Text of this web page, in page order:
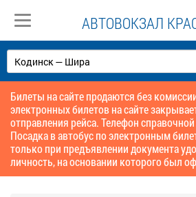
АВТОВОКЗАЛ
Билеты на сайте продаются без
электронных билетов на сайте
отправления рейса. Телефон
Посадка в автобус по электронным
только при предъявлении документа
личность, на основании которого был